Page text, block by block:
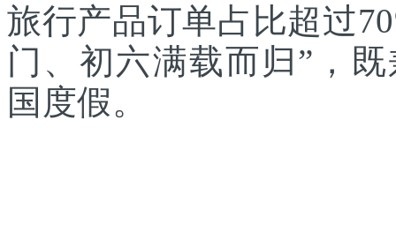
旅行产品订单占比超过
门、初六满载而归”，
国度假。